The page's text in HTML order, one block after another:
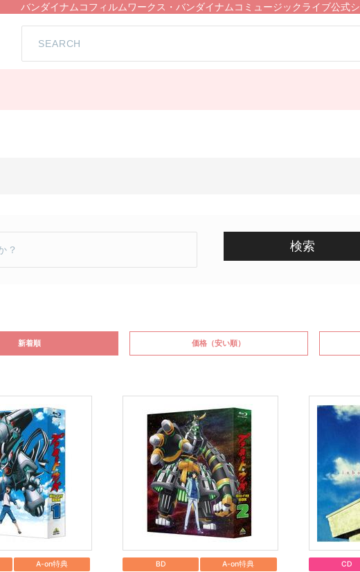
バンダイナムコフィルムワークス・バンダイナムコミュージックライブ公式
検索
新着順 価格 （安い順）
A-on特典 BD A-on特典 CD